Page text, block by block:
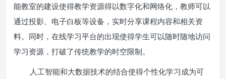
能教室的建设使得教学资源得以数字化和网络化，教师可以
通过投影、电子白板等设备，实时分享课程内容和相关资
料。同时，在线学习平台的出现使得学生可以随时随地访问
学习资源，打破了传统教学的时空限制。
人工智能和大数据技术的结合使得个性化学习成为可